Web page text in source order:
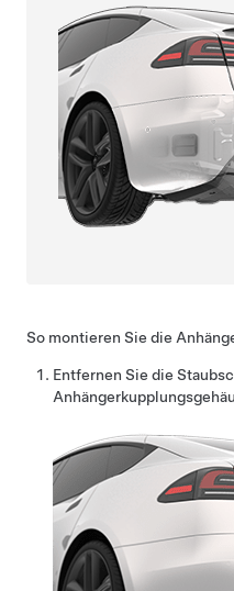
So montieren Sie die
Entfernen Sie die